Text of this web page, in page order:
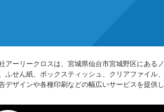
アーリークロスは、宮城県仙台市宮城野区にある
ふせん紙、ボックスティッシュ、クリアファイル
デザインや各種印刷などの幅広いサービスを提供し